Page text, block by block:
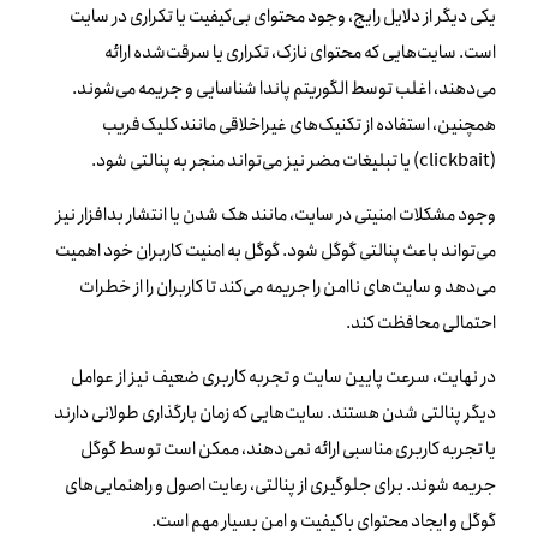
یکی دیگر از دلایل رایج، وجود محتوای بی‌کیفیت یا تکراری در سایت
است. سایت‌هایی که محتوای نازک، تکراری یا سرقت‌شده ارائه
می‌دهند، اغلب توسط الگوریتم پاندا شناسایی و جریمه می‌شوند.
همچنین، استفاده از تکنیک‌های غیراخلاقی مانند کلیک‌فریب
(clickbait) یا تبلیغات مضر نیز می‌تواند منجر به پنالتی شود.
وجود مشکلات امنیتی در سایت، مانند هک شدن یا انتشار بدافزار نیز
می‌تواند باعث پنالتی گوگل شود. گوگل به امنیت کاربران خود اهمیت
می‌دهد و سایت‌های ناامن را جریمه می‌کند تا کاربران را از خطرات
احتمالی محافظت کند.
در نهایت، سرعت پایین سایت و تجربه کاربری ضعیف نیز از عوامل
دیگر پنالتی شدن هستند. سایت‌هایی که زمان بارگذاری طولانی دارند
یا تجربه کاربری مناسبی ارائه نمی‌دهند، ممکن است توسط گوگل
جریمه شوند. برای جلوگیری از پنالتی، رعایت اصول و راهنمایی‌های
گوگل و ایجاد محتوای باکیفیت و امن بسیار مهم است.